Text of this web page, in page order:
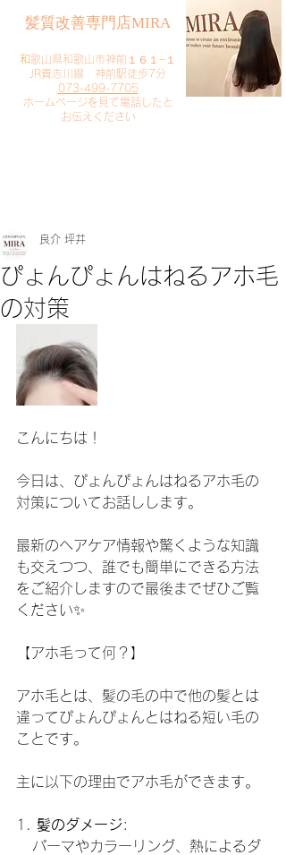
​髪質改善専門店MIRA
​和歌山県和歌山市神前１６１−１
JR貴志川線 神前駅徒歩7分
073-499-7705
​ホームページを見て電話したと
お伝えください
ぴょんぴょんはねるアホ毛
の対策
良介 坪井
こんにちは！
今日は、ぴょんぴょんはねるアホ毛の
対策についてお話しします。
最新のヘアケア情報や驚くような知識
も交えつつ、誰でも簡単にできる方法
をご紹介しますので最後までぜひご覧
ください✨
【アホ毛って何？】
アホ毛とは、髪の毛の中で他の髪とは
違ってぴょんぴょんとはねる短い毛の
ことです。
主に以下の理由でアホ毛ができます。
1. 髪のダメージ:
パーマやカラーリング、熱によるダ